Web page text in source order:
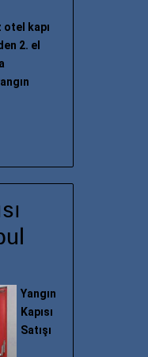
otel kapı
2. el
Yangın
Kapısı
Satışı